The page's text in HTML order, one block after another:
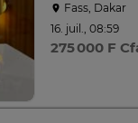
Fass, Dakar
16. juil., 08:59
275 000 F